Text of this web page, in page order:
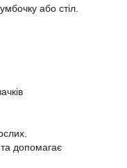
або стіл.
допомагає